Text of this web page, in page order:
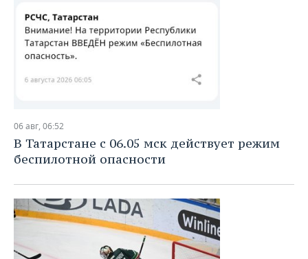
06 авг, 06:52
В Татарстане с 06.05 мск действует режим
беспилотной опасности